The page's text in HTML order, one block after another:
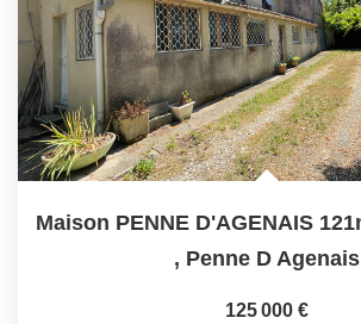
, Penne D Agenais
125 000 €